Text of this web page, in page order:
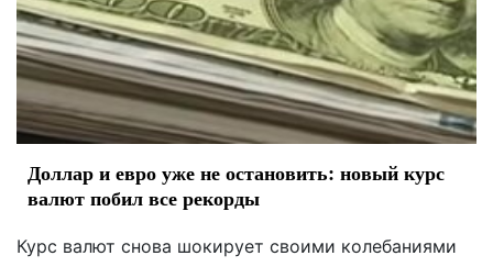
Доллар и евро уже не остановить: новый курс
валют побил все рекорды
Курс валют снова шокирует своими колебаниями